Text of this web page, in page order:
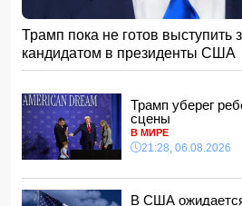
14:00, 07.08.2026
Прогноз погоды в Азербайджане
12:48, 07.08.2026
000 манатов
12:40, 07.08.2026
Уровень безработицы во Франции
с 2020 года показателя
Житель Гёйчая напал с ножом на
Трамп пока не готов
кандидатом в президенты США
Трамп уберег
сцены
В МИРЕ
21:28, 06.08.2026
В США